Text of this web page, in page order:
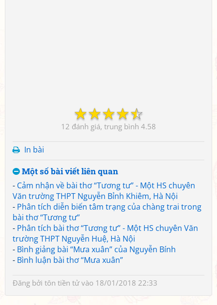
☆
☆
☆
☆
☆
12 4.58
In bài
Một số bài viết liên quan
- Cảm nhận về bài thơ “Tương tư” - Một HS chuyên
Văn trường THPT Nguyễn Bỉnh Khiêm, Hà Nội
- Phân tích diễn biến tâm trạng của chàng trai trong
bài thơ “Tương tư”
- Phân tích bài thơ “Tương tư” - Một HS chuyên Văn
trường THPT Nguyễn Huệ, Hà Nội
- Bình giảng bài “Mưa xuân” của Nguyễn Bính
- Bình luận bài thơ “Mưa xuân”
Đăng bởi tôn tiền tửvào 18/01/2018 22:33